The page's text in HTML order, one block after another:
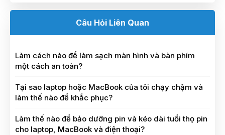
Câu Hỏi Liên Quan
Làm cách nào để làm sạch màn hình và bàn phím
một cách an toàn?
Tại sao laptop hoặc MacBook của tôi chạy chậm và
làm thế nào để khắc phục?
Làm thế nào để bảo dưỡng pin và kéo dài tuổi thọ pin
cho laptop, MacBook và điện thoại?